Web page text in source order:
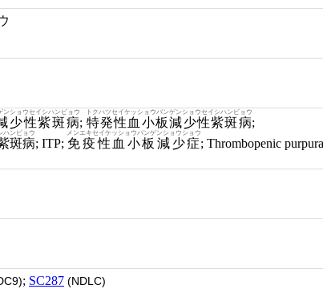
少性紫斑病
ンショウセイシハンビョウ
; 特発性血小板減少性紫斑病
トクハツセイケッショウバンゲンショウセイシハンビョウ
;
斑病
ハンビョウ
; ITP; 免疫性血小板減少症
メンエキセイケッショウバンゲンショウショウ
; Thrombopenic purpura
; SC287 (NDLC)